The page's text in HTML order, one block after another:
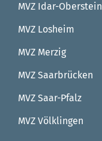
MVZ Idar-Oberstein
MVZ Losheim
MVZ Merzig
MVZ Saarbrücken
MVZ Saar-Pfalz
MVZ Völklingen